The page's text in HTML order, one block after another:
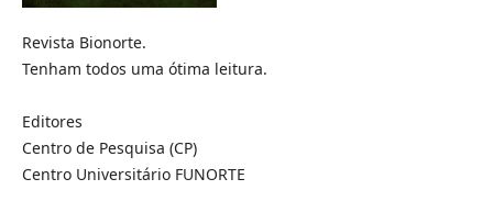
Revista Bionorte.
Tenham todos uma ótima leitura.
Editores
Centro de Pesquisa (CP)
Centro Universitário FUNORTE